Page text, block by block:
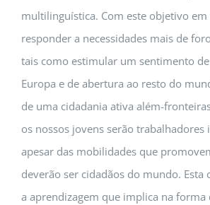
multilinguística. Com este objetivo
responder a necessidades mais de
tais como estimular um sentimento
Europa e de abertura ao resto do
de uma cidadania ativa além-
os nossos jovens serão trabalhadores
apesar das mobilidades que
deverão ser cidadãos do mundo. Esta
a aprendizagem que implica na forma